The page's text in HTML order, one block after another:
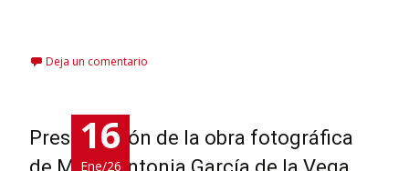
Deja un comentario
16
Ene/26
Presentación de la obra fotográfica